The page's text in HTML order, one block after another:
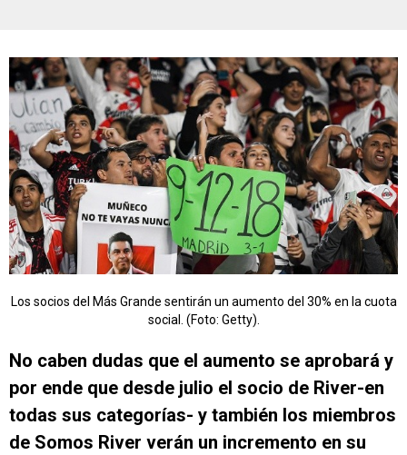
Los socios del Más Grande sentirán un aumento del 30% en la cuota
social. (Foto: Getty).
No caben dudas que el aumento se aprobará y
por ende que desde julio el socio de River-en
todas sus categorías- y también los miembros
de Somos River verán un incremento en su